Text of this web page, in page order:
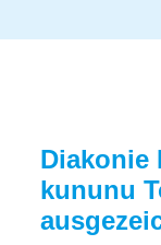
Diakonie
kununu